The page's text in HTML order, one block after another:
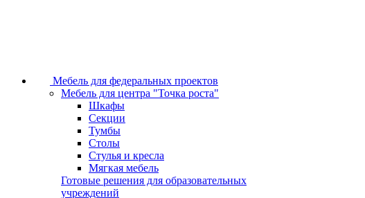
Мебель для федеральных проектов
Мебель для центра "Точка роста"
Шкафы
Секции
Тумбы
Столы
Стулья и кресла
Мягкая мебель
Готовые решения для образовательных
учреждений